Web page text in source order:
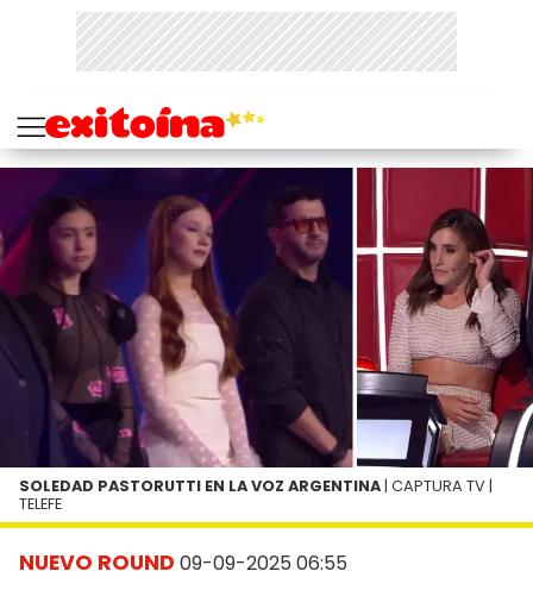
NUEVO ROUND 09-09-2025 06:55
SOLEDAD PASTORUTTI EN LA VOZ ARGENTINA | CAPTURA TV |
TELEFE